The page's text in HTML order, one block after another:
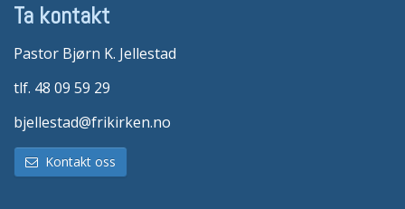
Ta kontakt
Pastor Bjørn K. Jellestad
tlf. 48 09 59 29
bjellestad@frikirken.no
Kontakt oss